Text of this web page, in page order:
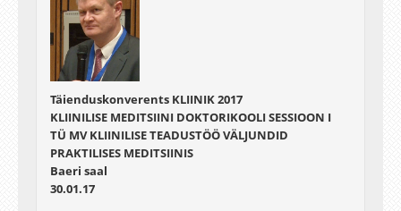
Täienduskonverents KLIINIK 2017
KLIINILISE MEDITSIINI DOKTORIKOOLI SESSIOON I
TÜ MV KLIINILISE TEADUSTÖÖ VÄLJUNDID
PRAKTILISES MEDITSIINIS
Baeri saal
30.01.17